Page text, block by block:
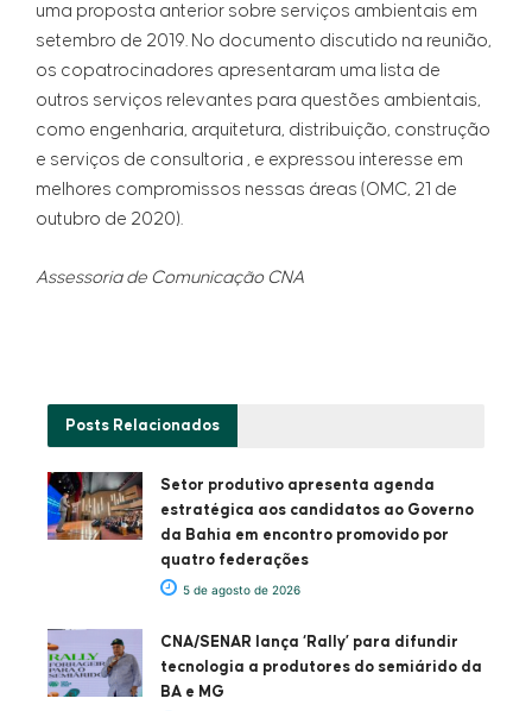
uma proposta anterior sobre serviços ambientais em
setembro de 2019. No documento discutido na reunião,
os copatrocinadores apresentaram uma lista de
outros serviços relevantes para questões ambientais,
como engenharia, arquitetura, distribuição, construção
e serviços de consultoria , e expressou interesse em
melhores compromissos nessas áreas (OMC, 21 de
outubro de 2020).
Assessoria de Comunicação CNA
Posts Relacionados
Setor produtivo apresenta agenda
estratégica aos candidatos ao Governo
da Bahia em encontro promovido por
quatro federações
5 de agosto de 2026
CNA/SENAR lança ‘Rally’ para difundir
tecnologia a produtores do semiárido da
BA e MG